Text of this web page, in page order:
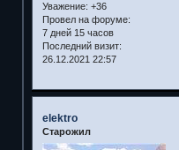
Уважение: +36
Провел на форуме:
7 дней 15 часов
Последний визит:
26.12.2021 22:57
elektro
Старожил